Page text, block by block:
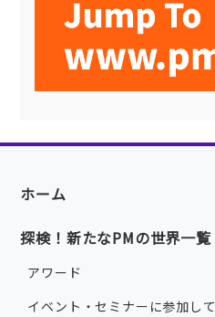
ホーム
探検！新たなPMの世界一覧
アワード
イベント・セミナーに参加して